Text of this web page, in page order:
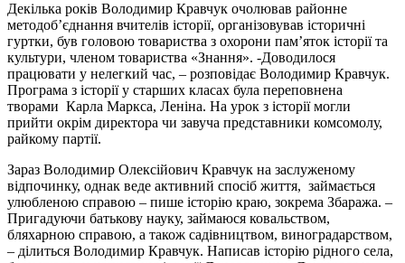
Декілька років Володимир Кравчук очолював районне
методоб’єднання вчителів історії, організовував історичні
гуртки, був головою товариства з охорони пам’яток історії та
культури, членом товариства «Знання». -Доводилося
працювати у нелегкий час, – розповідає Володимир Кравчук.
Програма з історії у старших класах була переповнена
творами Карла Маркса, Леніна. На урок з історії могли
прийти окрім директора чи завуча представники комсомолу,
райкому партії.
Зараз Володимир Олексійович Кравчук на заслуженому
відпочинку, однак веде активний спосіб життя, займається
улюбленою справою – пише історію краю, зокрема Збаража. –
Пригадуючи батькову науку, займаюся ковальством,
бляхарною справою, а також садівництвом, виноградарством,
– ділиться Володимир Кравчук. Написав історію рідного села,